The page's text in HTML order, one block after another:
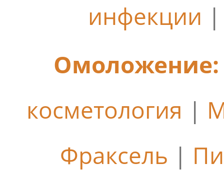
инфекции
Омоложение:
косметология |
Фраксель |